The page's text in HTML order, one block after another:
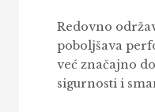
Redovno
poboljšava
već značajno
sigurnosti i